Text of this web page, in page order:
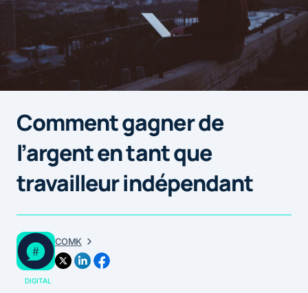
Comment gagner de
l’argent en tant que
travailleur indépendant
COMK
DIGITAL